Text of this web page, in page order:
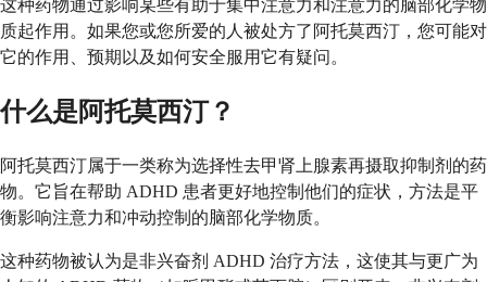
这种药物通过影响某些有助于集中注意力和注意力的脑部化学物
质起作用。如果您或您所爱的人被处方了阿托莫西汀，您可能对
它的作用、预期以及如何安全服用它有疑问。
什么是阿托莫西汀？
阿托莫西汀属于一类称为选择性去甲肾上腺素再摄取抑制剂的药
物。它旨在帮助 ADHD 患者更好地控制他们的症状，方法是平
衡影响注意力和冲动控制的脑部化学物质。
这种药物被认为是非兴奋剂 ADHD 治疗方法，这使其与更广为